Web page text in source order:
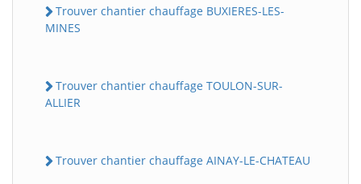
Trouver chantier chauffage BUXIERES-LES-
MINES
Trouver chantier chauffage TOULON-SUR-
ALLIER
Trouver chantier chauffage AINAY-LE-CHATEAU